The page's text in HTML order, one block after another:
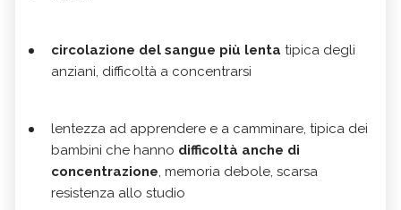
circolazione del sangue più lenta tipica degli
anziani, difficoltà a concentrarsi
lentezza ad apprendere e a camminare, tipica dei
bambini che hanno difficoltà anche di
concentrazione , memoria debole, scarsa
resistenza allo studio